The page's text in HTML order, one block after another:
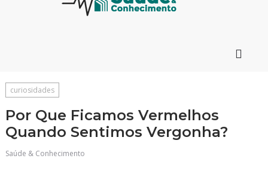
curiosidades
Por Que Ficamos Vermelhos
Quando Sentimos Vergonha?
Saúde & Conhecimento